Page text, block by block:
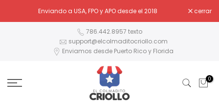
al
Enviando a USA, FPO y APO desde el 2018 cerrar
786.442.8957 texto
support@elcolmaditocriollo.com
Enviamos desde Puerto Rico y Florida
0